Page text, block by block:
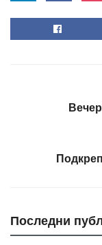
Последни